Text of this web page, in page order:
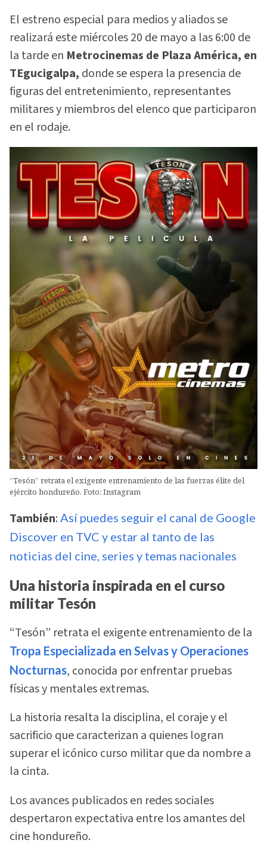
El estreno especial para medios y aliados se
realizará este miércoles 20 de mayo a las 6:00 de
la tarde en Metrocinemas de Plaza América, en
TEgucigalpa, donde se espera la presencia de
figuras del entretenimiento, representantes
militares y miembros del elenco que participaron
en el rodaje.
“Tesón” retrata el exigente entrenamiento de las fuerzas élite del
ejército hondureño. Foto: Instagram
También: Así puedes seguir el canal de Google
Discover en TVC y estar al tanto de las
noticias del cine, series y temas nacionales
Una historia inspirada en el curso
militar Tesón
“Tesón” retrata el exigente entrenamiento de la
Tropa Especializada en Selvas y Operaciones
Nocturnas, conocida por enfrentar pruebas
físicas y mentales extremas.
La historia resalta la disciplina, el coraje y el
sacrificio que caracterizan a quienes logran
superar el icónico curso militar que da nombre a
la cinta.
Los avances publicados en redes sociales
despertaron expectativa entre los amantes del
cine hondureño.